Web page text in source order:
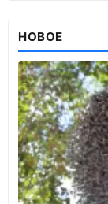
НОВОЕ